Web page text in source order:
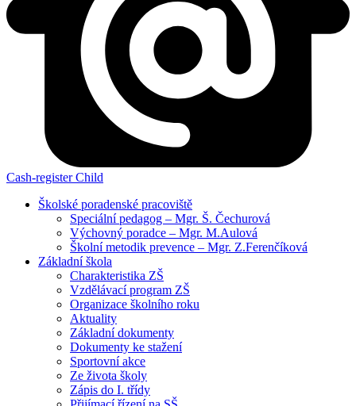
Cash-register Child
Školské poradenské pracoviště
Speciální pedagog – Mgr. Š. Čechurová
Výchovný poradce – Mgr. M.Aulová
Školní metodik prevence – Mgr. Z.Ferenčíková
Základní škola
Charakteristika ZŠ
Vzdělávací program ZŠ
Organizace školního roku
Aktuality
Základní dokumenty
Dokumenty ke stažení
Sportovní akce
Ze života školy
Zápis do I. třídy